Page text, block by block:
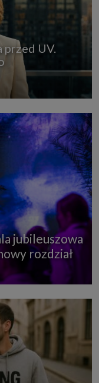
przed UV.
jubileuszowa
rozdział